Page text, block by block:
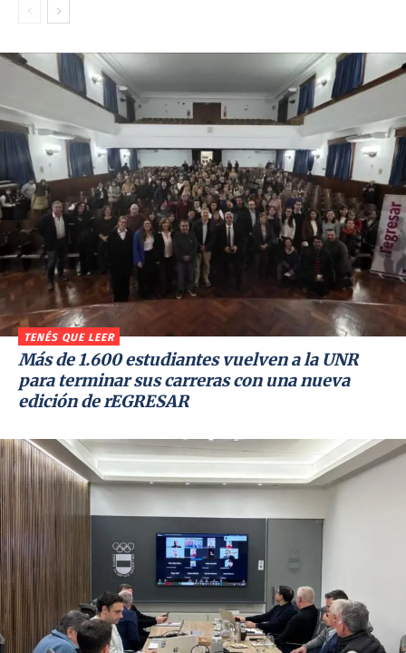
TENÉS QUE LEER
Más de 1.600 estudiantes vuelven a la UNR
para terminar sus carreras con una nueva
edición de rEGRESAR